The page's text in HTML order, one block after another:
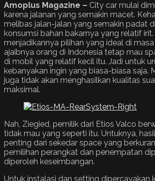
Amoplus Magazine – City car mulai
karena jalanan yang semakin macet.
melibas jalan-jalan yang semakin padat
konsumsi bahan bakarnya yang relatif
menjadikannya pilihan yang ideal di masa
ajaibnya orang di Indonesia tetap mau
di mobil yang relatif kecil itu. Jadi untuk
kebanyakan ingin yang biasa-biasa saja.
juga tidak akan menghasilkan kualitas
maksimal.
Nah, Ziegied, pemilik dari Etios Valco
tidak mau yang seperti itu. Untuknya,
penting dari sekedar space yang
pemilihan perangkat dan penempatan
diperoleh keseimbangan.
Untuk instalasi dan setting dipercayakan